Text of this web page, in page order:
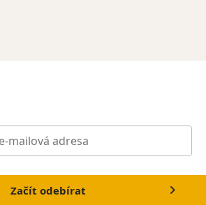
Začít odebírat